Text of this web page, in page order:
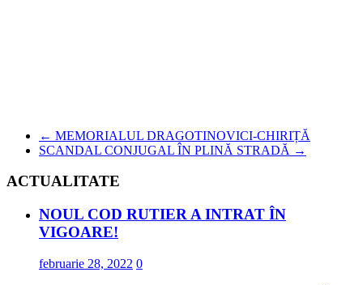
← MEMORIALUL DRAGOTINOVICI-CHIRIȚĂ
SCANDAL CONJUGAL ÎN PLINĂ STRADĂ →
ACTUALITATE
NOUL COD RUTIER A INTRAT ÎN
VIGOARE!
februarie 28, 2022 0